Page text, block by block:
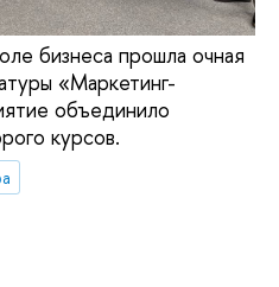
бизнеса прошла очная
«Маркетинг-
объединило
курсов.